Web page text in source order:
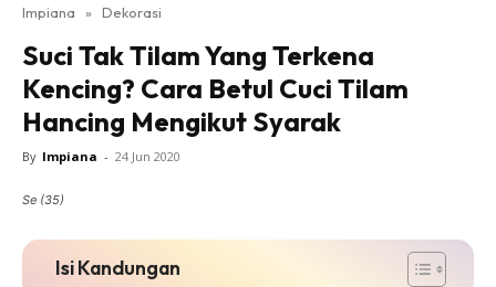
Ruang Makan
Ruang Tamu
Direktori
Interior Design
Bilik Tidur
Impiana » Dekorasi
Suci Tak Tilam Yang Terkena
Kencing? Cara Betul Cuci Tilam
Hancing Mengikut Syarak
By Impiana - 24 Jun 2020
Se (35)
Isi Kandungan